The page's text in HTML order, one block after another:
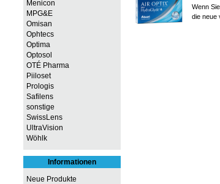
Menicon
MPG&E
Omisan
Ophtecs
Optima
Optosol
OTÉ Pharma
Piiloset
Prologis
Safilens
sonstige
SwissLens
UltraVision
Wöhlk
Informationen
Neue Produkte
Wenn
die neue